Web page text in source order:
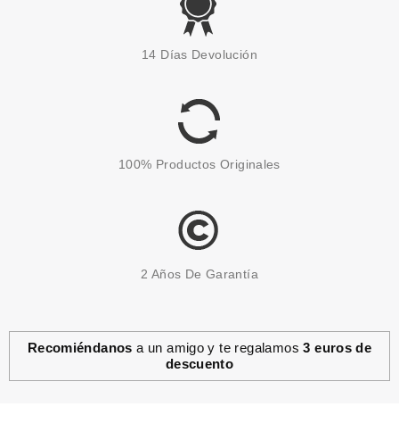
ECOTOOLS
TOMORROW KIT DE CUIDADO
10.95€
BLING POP
14 Días Devolución
100% Productos Originales
2 Años De Garantía
Recomiéndanos a un amigo y te regalamos3 euros de
descuento